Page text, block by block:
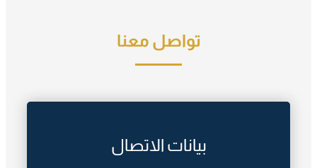
بيانات الاتصال
تواصل معنا